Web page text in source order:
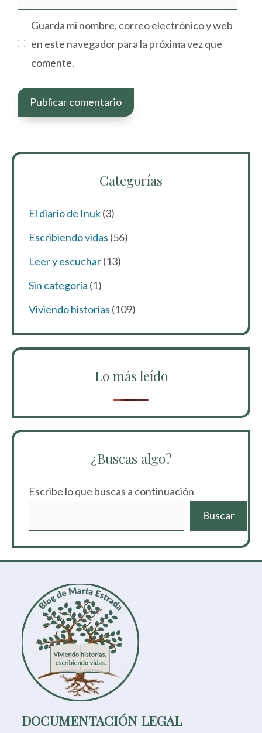
Guarda mi nombre, correo electrónico y web
en este navegador para la próxima vez que
comente.
Categorías
El diario de Inuk(3)
Escribiendo vidas (56)
Leer y escuchar(13)
Sin categoría (1)
Viviendo historias (109)
Lo más leído
¿Buscas algo?
Escribe lo que buscas a continuación
Buscar
DOCUMENTACIÓN LEGAL